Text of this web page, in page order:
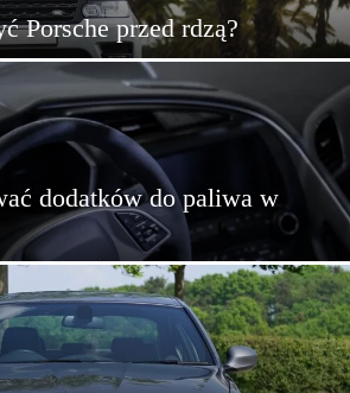
Porsche przed rdzą?
dodatków do paliwa w